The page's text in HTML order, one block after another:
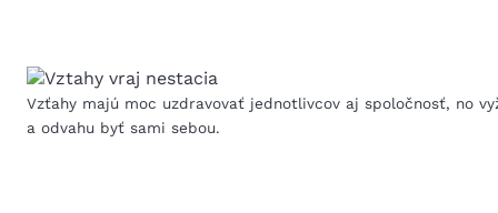
Vzťahy majú moc uzdravovať jednotlivcov aj spoločnosť, no
a odvahu byť sami sebou.